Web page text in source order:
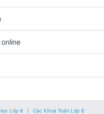
Lớp 6
Các Khoá Toán Lớp 6